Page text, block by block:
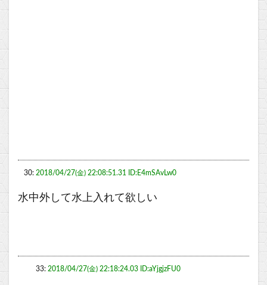
30: 2018/04/27(金) 22:08:51.31 ID:E4mSAvLw0
水中外して水上入れて欲しい
33: 2018/04/27(金) 22:18:24.03 ID:aYjgjzFU0